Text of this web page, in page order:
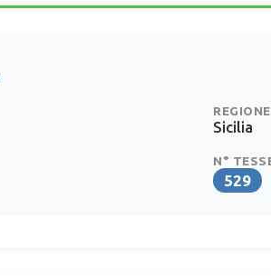
REGIONE
Sicilia
N°
529